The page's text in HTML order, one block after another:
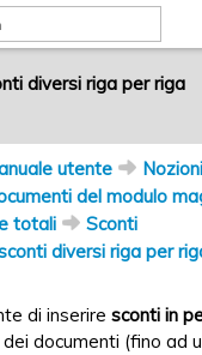
diversi riga per riga
utente
del modulo
totali
Sconti
diversi riga per
di inserire sconti in
documenti (fino ad